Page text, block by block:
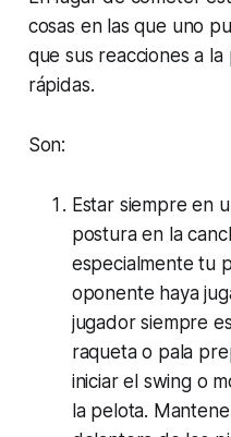
cosas en las que uno
que sus reacciones a
rápidas.
Son:
Estar siempre en
postura en la
especialmente tu
oponente haya
jugador siempre
raqueta o pala
iniciar el swing o
la pelota.